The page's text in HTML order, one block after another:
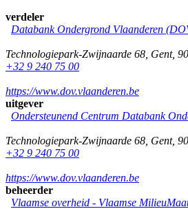
verdeler
Databank Ondergrond Vlaanderen
Technologiepark-Zwijnaarde 68 Gent,
+32 9 240 75 00
https://www.dov.vlaanderen.be
uitgever
Ondersteunend Centrum Databank
Technologiepark-Zwijnaarde 68 Gent,
+32 9 240 75 00
https://www.dov.vlaanderen.be
beheerder
Vlaamse overheid - Vlaamse